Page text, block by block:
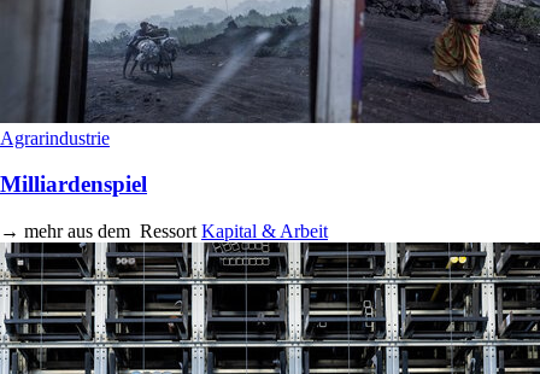
Agrarindustrie
Milliardenspiel
→ mehr aus dem Ressort Kapital & Arbeit